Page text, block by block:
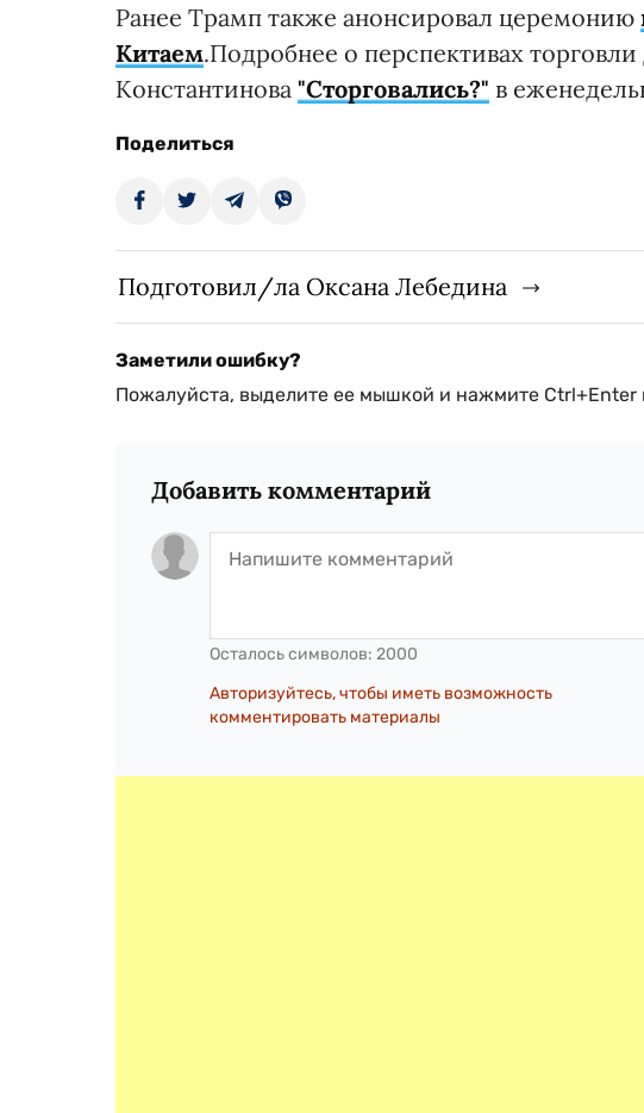
Ранее Трамп также анонсировал церемонию
Китаем.Подробнее о перспективах торговли
Константинова "Сторговались?" в
Поделиться
Подготовил/ла Оксана Лебедина
Заметили ошибку?
Пожалуйста, выделите ее мышкой и нажмите Ctrl+Enter
Добавить комментарий
Осталось символов: 2000
Авторизуйтесь, чтобы иметь возможность
комментировать материалы